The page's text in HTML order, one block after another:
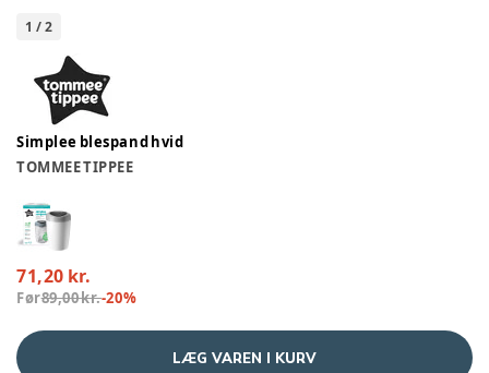
1 /2
Simplee blespand hvid
TOMMEE TIPPEE
71,20 kr.
Før89,00 kr.-20%
LÆG VAREN I KURV